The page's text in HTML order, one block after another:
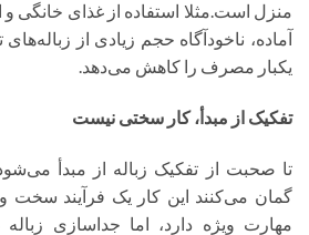
منزل است.مثلا استفاده از غذای خانگی و
آماده، ناخودآگاه حجم زیادی از
یکبار مصرف را کاهش می‌دهد.
تفکیک از مبدأ، کار سختی نیست
تا صحبت از تفکیک زباله از مبدأ
گمان می‌کنند این کار یک فرآیند سخت
مهارت ویژه دارد، اما جداسازی زباله‌